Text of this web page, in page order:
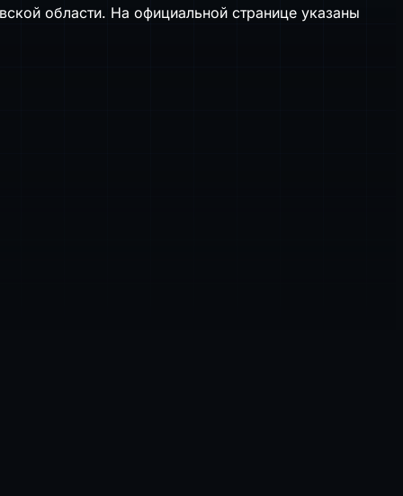
области. На официальной странице указаны